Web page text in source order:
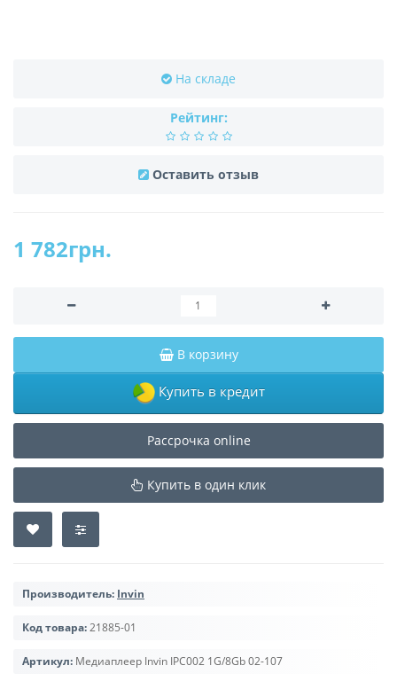
На складе
Рейтинг:
Оставить отзыв
1 782грн.
В корзину
Купить в кредит
Рассрочка online
Купить в один клик
Производитель: Invin
Код товара:21885-01
Артикул: Медиаплеер Invin IPC002 1G/8Gb 02-107